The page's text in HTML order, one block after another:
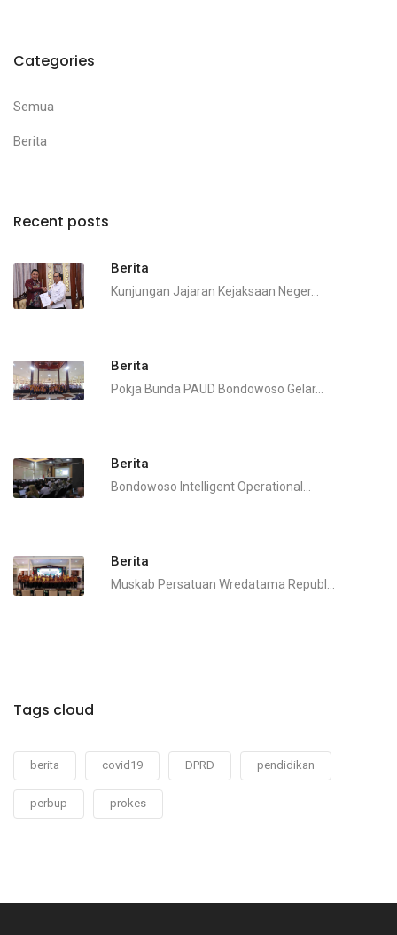
Categories
Semua
Berita
Recent posts
Berita
Kunjungan Jajaran Kejaksaan Neger...
Berita
Pokja Bunda PAUD Bondowoso Gelar...
Berita
Bondowoso Intelligent Operational...
Berita
Muskab Persatuan Wredatama Republ...
Tags cloud
berita covid19 DPRD pendidikan
perbup prokes